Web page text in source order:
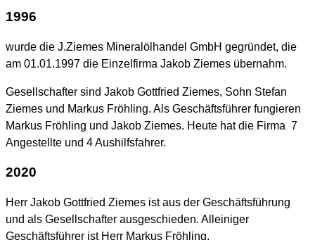
1996
wurde die J.Ziemes Mineralölhandel GmbH gegründet, die
am 01.01.1997 die Einzelfirma Jakob Ziemes übernahm.
Gesellschafter sind Jakob Gottfried Ziemes, Sohn Stefan
Ziemes und Markus Fröhling. Als Geschäftsführer fungieren
Markus Fröhling und Jakob Ziemes. Heute hat die Firma 7
Angestellte und 4 Aushilfsfahrer.
2020
Herr Jakob Gottfried Ziemes ist aus der Geschäftsführung
und als Gesellschafter ausgeschieden. Alleiniger
Geschäftsführer ist Herr Markus Fröhling.